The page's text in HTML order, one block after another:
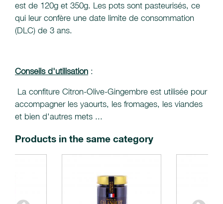
est de 120g et 350g. Les pots sont pasteurisés, ce
qui leur confère une date limite de consommation
(DLC) de 3 ans.
Conseils d'utilisation :
La confiture Citron-Olive-Gingembre est utilisée pour
accompagner les yaourts, les fromages, les viandes
et bien d'autres mets ...
Products in the same category